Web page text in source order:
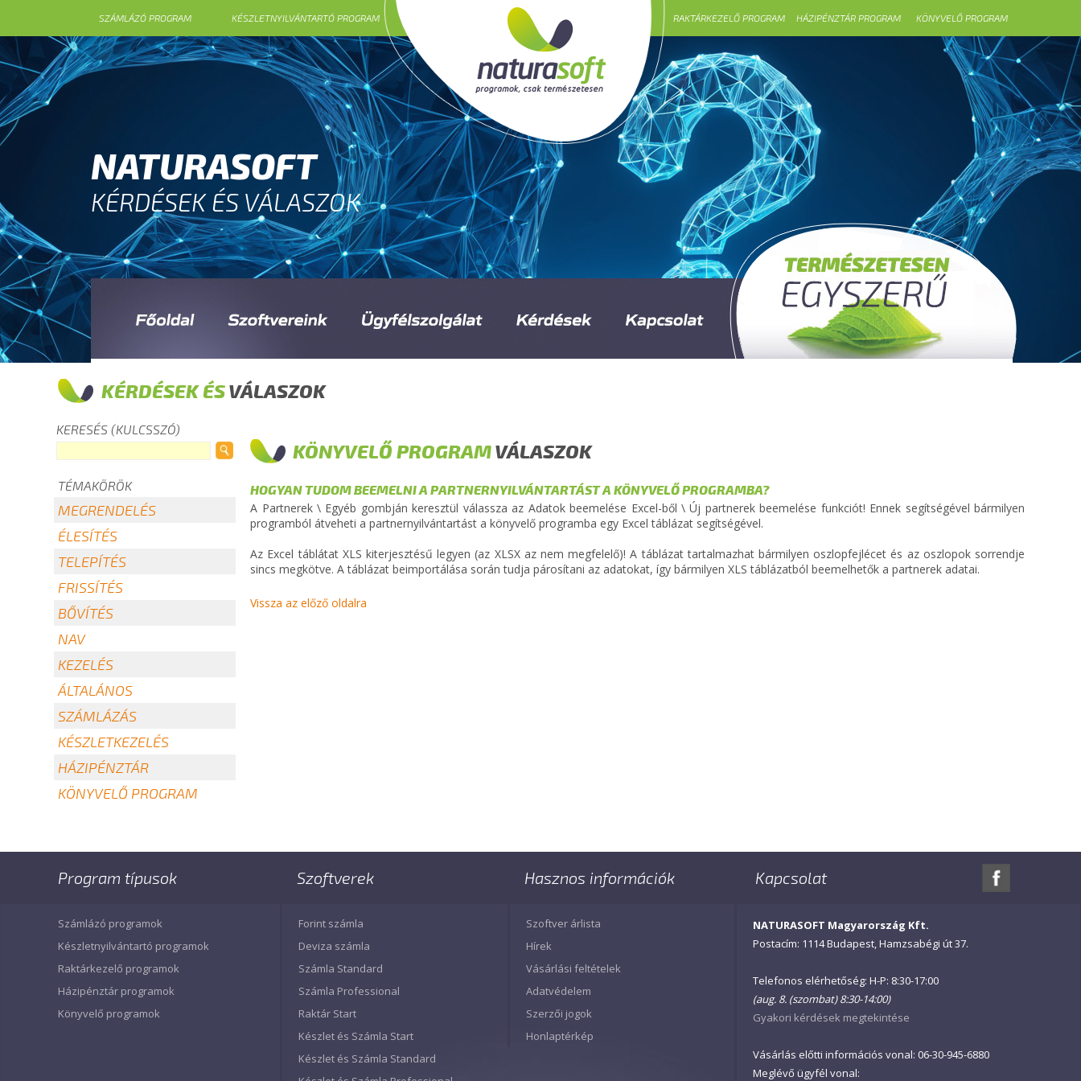
SZÁMLÁZÓ PROGRAM KÉSZLETNYILVÁNTARTÓ PROGRAM RAKTÁRKEZELŐ PROGRAM HÁZIPÉNZTÁR PROGRAM KÖNYVELŐ PROGRAM
NATURASOFT
KÉRDÉSEK ÉS VÁLASZOK
KÉRDÉSEK ÉSVÁLASZOK
KERESÉS (KULCSSZÓ)
TÉMAKÖRÖK
MEGRENDELÉS
ÉLESÍTÉS
TELEPÍTÉS
FRISSÍTÉS
BŐVÍTÉS
NAV
KEZELÉS
ÁLTALÁNOS
SZÁMLÁZÁS
KÉSZLETKEZELÉS
HÁZIPÉNZTÁR
KÖNYVELŐ PROGRAM
KÖNYVELŐ PROGRAMVÁLASZOK
HOGYAN TUDOM BEEMELNI A PARTNERNYILVÁNTARTÁST A KÖNYVELŐ PROGRAMBA?
A Partnerek \ Egyéb gombján keresztül válassza az Adatok beemelése Excel-ből \ Új partnerek beemelése funkciót! Ennek segítségével bármilyen
programból átveheti a partnernyilvántartást a könyvelő programba egy Excel táblázat segítségével.
Az Excel táblátat XLS kiterjesztésű legyen (az XLSX az nem megfelelő)! A táblázat tartalmazhat bármilyen oszlopfejlécet és az oszlopok sorrendje
sincs megkötve. A táblázat beimportálása során tudja párosítani az adatokat, így bármilyen XLS táblázatból beemelhetők a partnerek adatai.
Vissza az előző oldalra
Program típusok
Számlázó programok
Készletnyilvántartó programok
Raktárkezelő programok
Házipénztár programok
Könyvelő programok
Szoftverek
Forint számla
Deviza számla
Számla Standard
Számla Professional
Raktár Start
Készlet és Számla Start
Készlet és Számla Standard
Hasznos információk
Szoftver árlista
Hírek
Vásárlási feltételek
Adatvédelem
Szerzői jogok
Honlaptérkép
Kapcsolat
NATURASOFT Magyarország Kft.
Postacím: 1114 Budapest, Hamzsabégi út 37.
Telefonos elérhetőség: H-P: 8:30-17:00
(aug. 8. (szombat) 8:30-14:00)
Gyakori kérdések megtekintése
Vásárlás előtti információs vonal: 06-30-945-6880
Meglévő ügyfél vonal: